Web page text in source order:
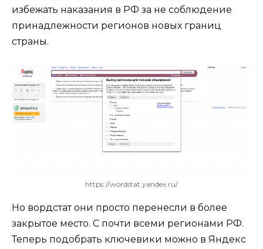
избежать наказания в РФ за не соблюдение
принадлежности регионов новых границ
страны.
https://wordstat.yandex.ru/
Но вордстат они просто перенесли в более
закрытое место. С почти всеми регионами РФ.
Теперь подобрать ключевики можно в Яндекс